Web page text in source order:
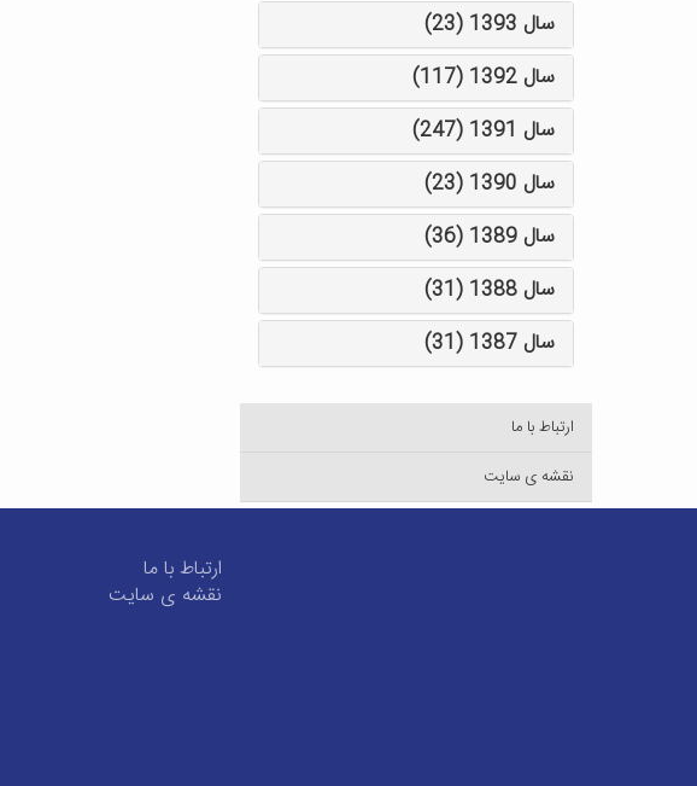
سال 1393 (23)
سال 1392 (117)
سال 1391 (247)
سال 1390 (23)
سال 1389 (36)
سال 1388 (31)
سال 1387 (31)
ارتباط با ما
نقشه ی سایت
ارتباط با ما
نقشه ی سایت